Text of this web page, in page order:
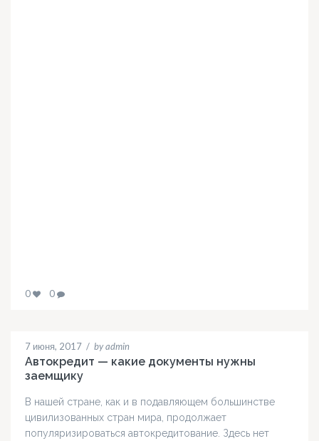
0 0
7 июня, 2017 / by admin
Автокредит — какие документы нужны
заемщику
В нашей стране, как и в подавляющем большинстве
цивилизованных стран мира, продолжает
популяризироваться автокредитование. Здесь нет